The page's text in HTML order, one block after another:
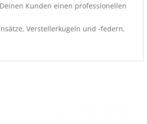
Kunden einen professionellen
Verstellerkugeln und -federn,